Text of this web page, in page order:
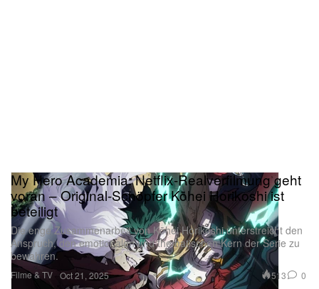
Filme & TV
My Hero Academia: Netflix-Realverfilmung geht
voran – Original-Schöpfer Kōhei Horikoshi ist
beteiligt
Die enge Zusammenarbeit von Kōhei Horikoshi unterstreicht den
Anspruch, den emotionalen und thematischen Kern der Serie zu
bewahren.
Oct 21, 2025 513 0